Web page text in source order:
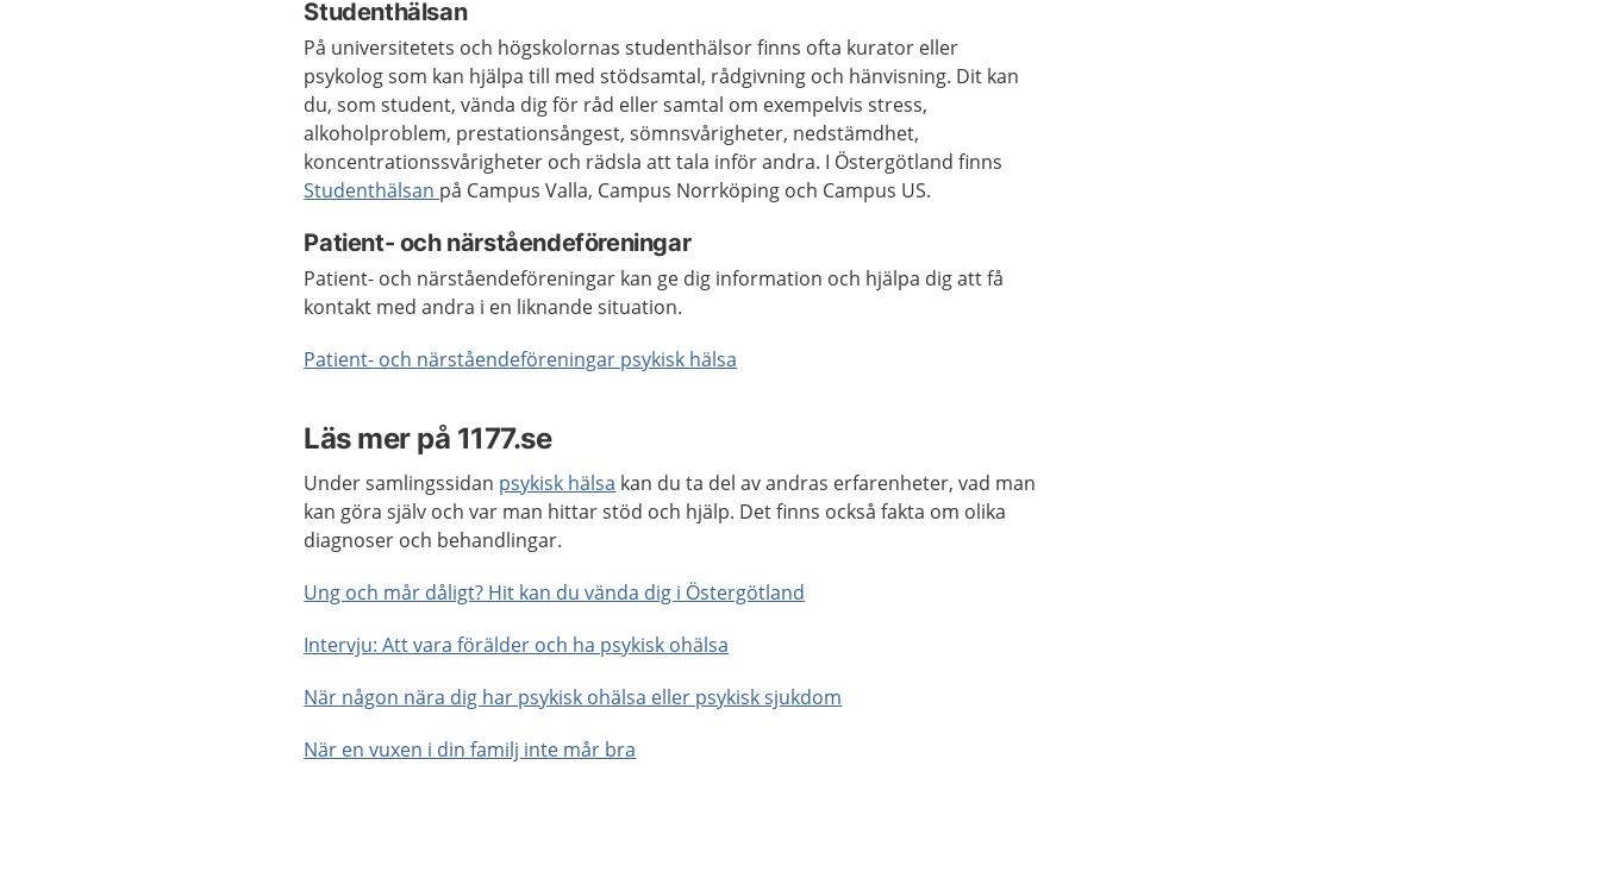
Studenthälsan
På universitetets och högskolornas studenthälsor finns ofta kurator eller
psykolog som kan hjälpa till med stödsamtal, rådgivning och hänvisning. Dit kan
du, som student, vända dig för råd eller samtal om exempelvis stress,
alkoholproblem, prestationsångest, sömnsvårigheter, nedstämdhet,
koncentrationssvårigheter och rädsla att tala inför andra. I Östergötland finns
Studenthälsan på Campus Valla, Campus Norrköping och Campus US.
Patient- och närståendeföreningar
Patient- och närståendeföreningar kan ge dig information och hjälpa dig att få
kontakt med andra i en liknande situation.
Patient- och närståendeföreningar psykisk hälsa
Läs mer på 1177.se
Under samlingssidan psykisk hälsa kan du ta del av andras erfarenheter, vad man
kan göra själv och var man hittar stöd och hjälp. Det finns också fakta om olika
diagnoser och behandlingar.
Ung och mår dåligt? Hit kan du vända dig i Östergötland
Intervju: Att vara förälder och ha psykisk ohälsa
När någon nära dig har psykisk ohälsa eller psykisk sjukdom
När en vuxen i din familj inte mår bra